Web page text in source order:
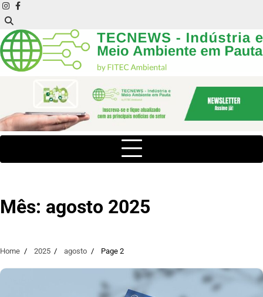
Skip
to
content
instagram
facebook
Mês: agosto 2025
Home 2025 agosto Page 2